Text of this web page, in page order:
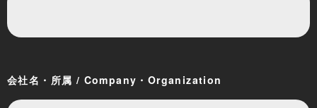
会社名・所属 / Company・Organization